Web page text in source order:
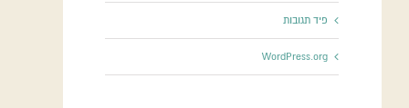
פיד תגובות
WordPress.org